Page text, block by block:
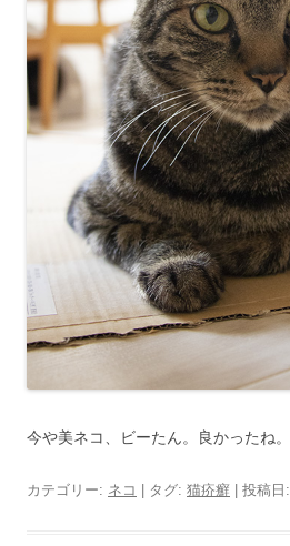
今や美ネコ、ビーたん。良かったね。
カテゴリー: ネコ | タグ: 猫疥癬 | 投稿日: